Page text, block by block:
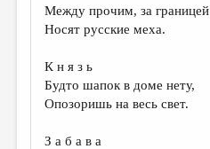
Между прочим, за границей
Носят русские меха.
К н я з ь
Будто шапок в доме нету,
Опозоришь на весь свет.
З а б а в а